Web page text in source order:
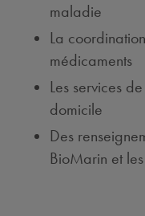
maladie
La
médicaments
Les services
domicile
Des
BioMarin et